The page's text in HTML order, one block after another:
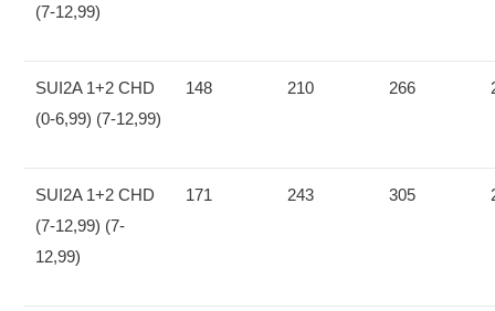
(7-12,99)
SUI2A 1+2 CHD
(0-6,99) (7-12,99)
148 210 266
SUI2A 1+2 CHD
(7-12,99) (7-
12,99)
171 243 305